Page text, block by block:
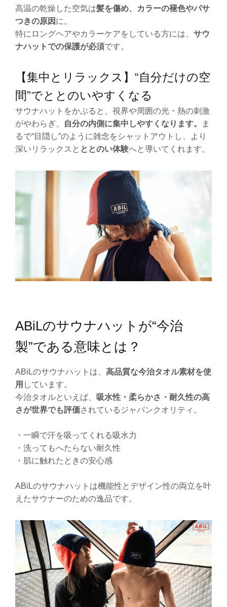
高温の乾燥した空気は髪を傷め、カラーの褪色やパサ
つきの原因 に。
特にロングヘアやカラーケアをしている方には、 サウ
ナハットでの保護が必須です。
【集中とリラックス】“自分だけの空
間”でととのいやすくなる
サウナハットをかぶると、視界や周囲の光・熱の刺激
がやわらぎ、
自分の内側に集中しやすく なります。
ま
るで“目隠し”のように雑念をシャットアウトし、より
深いリラックスと ととのい体験へと導いてくれます。
ABiLのサウナハットが“今治
製”である意味とは？
ABiLのサウナハットは、 高品質な今治タオル素材を使
用 しています。
今治タオルといえば、
吸水性・柔らかさ・耐久性の高
さが世界でも評価されているジャパンクオリティ。
・一瞬で汗を吸ってくれる吸水力
・洗ってもへたらない耐久性
・肌に触れたときの安心感
ABiLのサウナハットは機能性とデザイン性の両立を叶
えたサウナーのための逸品です。